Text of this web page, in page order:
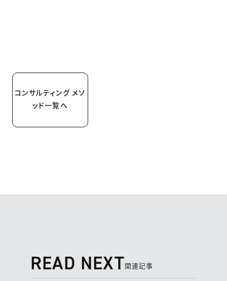
コンサルティング メソ
ッド一覧へ
READ NEXT関連記事